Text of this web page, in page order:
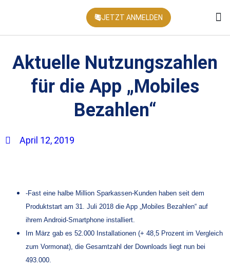
JETZT ANMELDEN
Aktuelle Nutzungszahlen
für die App „Mobiles
Bezahlen“
April 12, 2019
-Fast eine halbe Million Sparkassen-Kunden haben seit dem
Produktstart am 31. Juli 2018 die App „Mobiles Bezahlen“ auf
ihrem Android-Smartphone installiert.
Im März gab es 52.000 Installationen (+ 48,5 Prozent im Vergleich
zum Vormonat), die Gesamtzahl der Downloads liegt nun bei
493.000.